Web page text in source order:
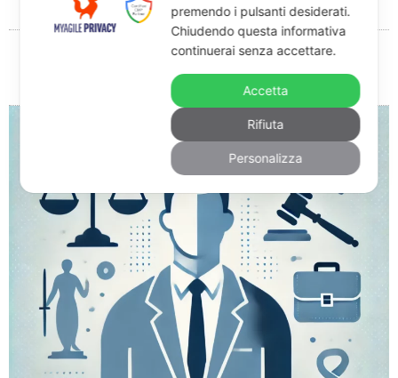
Giuseppe Monardo Febbraio 4, 2025
08:26
Nessun commento
premendo i pulsanti desiderati.
Chiudendo questa informativa
continuerai senza accettare.
Accetta
Rifiuta
Personalizza